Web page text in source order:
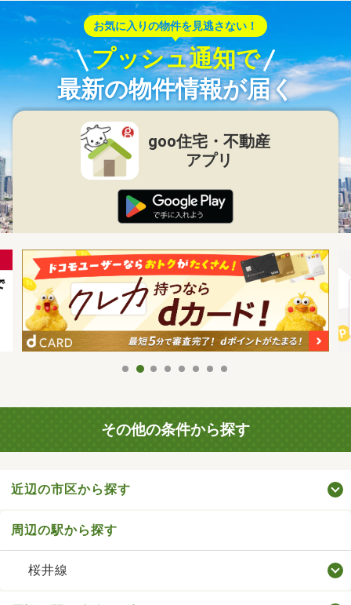
お気に入りの物件を見逃さない！
プッシュ通知で
最新の物件情報が届く
goo住宅・不動産
アプリ
その他の条件から探す
近辺の市区から探す
周辺の駅から探す
桜井線